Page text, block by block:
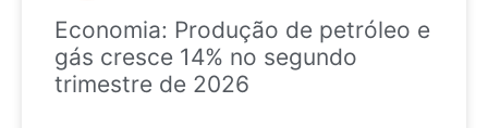
Economia: Produção de petróleo e
gás cresce 14% no segundo
trimestre de 2026